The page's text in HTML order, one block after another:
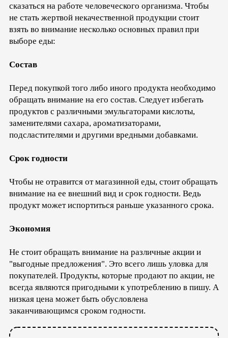
сказаться на работе человеческого организма. Чтобы
не стать жертвой некачественной продукции стоит
взять во внимание несколько основных правил при
выборе еды:
Состав
Перед покупкой того либо иного продукта необходимо
обращать внимание на его состав. Следует избегать
продуктов с различными эмульгаторами кислоты,
заменителями сахара, ароматизаторами,
подсластителями и другими вредными добавками.
Срок годности
Чтобы не отравится от магазинной еды, стоит обращать
внимание на ее внешний вид и срок годности. Ведь
продукт может испортиться раньше указанного срока.
Экономия
Не стоит обращать внимание на различные акции и
"выгодные предложения". Это всего лишь уловка для
покупателей. Продукты, которые продают по акции, не
всегда являются пригодными к употреблению в пишу. А
низкая цена может быть обусловлена
заканчивающимся сроком годности.